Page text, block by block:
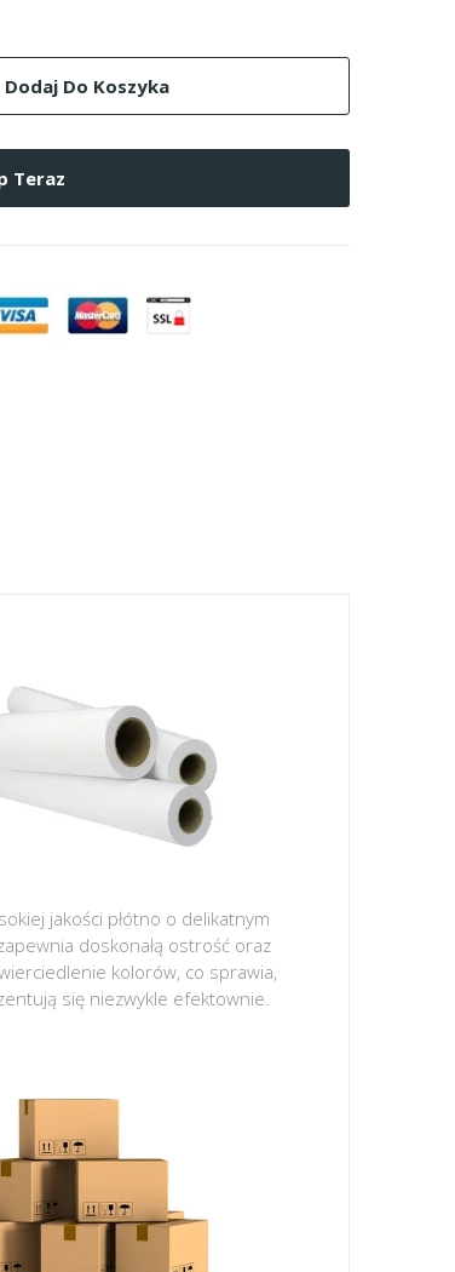
Dodaj Do Koszyka
Teraz
jakości płótno o delikatnym
doskonałą ostrość oraz
kolorów, co sprawia,
się niezwykle efektownie.